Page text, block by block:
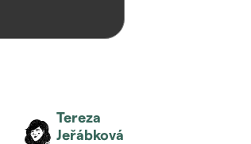
Tereza
Jeřábková